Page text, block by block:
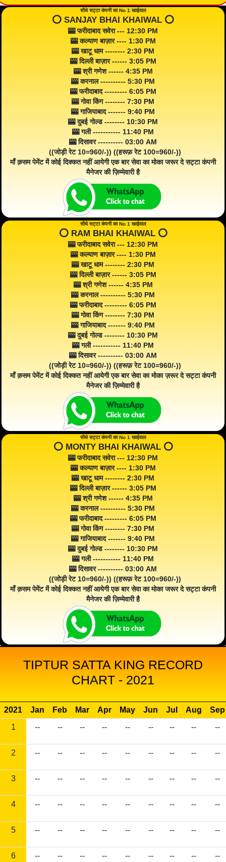
सीधे सट्टा कंपनी का No 1 खाईवाल
⭕️ SANJAY BHAI KHAIWAL ⭕️
🎰 फरीदाबाद सवेरा --- 12:30 PM
🎰 कल्याण बाज़ार ---- 1:30 PM
🎰 खाटू धाम -------- 2:30 PM
🎰 दिल्ली बाज़ार ------ 3:05 PM
🎰 श्री गणेश ------ 4:35 PM
🎰 करनाल ---------- 5:30 PM
🎰 फरीदाबाद --------- 6:05 PM
🎰 गोवा किंग -------- 7:30 PM
🎰 गाजियाबाद ------- 9:40 PM
🎰 दुबई गोल्ड -------- 10:30 PM
🎰 गली ----------- 11:40 PM
🎰 दिसावर ---------- 03:00 AM
((जोड़ी रेट 10=960/-)) ((हरूफ़ रेट 100=960/-))
माँ क़सम पेमेंट में कोई दिक्कत नहीं आयेगी एक बार सेवा का मोका जरूर दे सट्टा कंपनी
मैनेजर की ज़िम्मेवारी है
सीधे सट्टा कंपनी का No 1 खाईवाल
⭕️ RAM BHAI KHAIWAL ⭕️
🎰 फरीदाबाद सवेरा --- 12:30 PM
🎰 कल्याण बाज़ार ---- 1:30 PM
🎰 खाटू धाम -------- 2:30 PM
🎰 दिल्ली बाज़ार ------ 3:05 PM
🎰 श्री गणेश ------ 4:35 PM
🎰 करनाल ---------- 5:30 PM
🎰 फरीदाबाद --------- 6:05 PM
🎰 गोवा किंग -------- 7:30 PM
🎰 गाजियाबाद ------- 9:40 PM
🎰 दुबई गोल्ड -------- 10:30 PM
🎰 गली ----------- 11:40 PM
🎰 दिसावर ---------- 03:00 AM
((जोड़ी रेट 10=960/-)) ((हरूफ़ रेट 100=960/-))
माँ क़सम पेमेंट में कोई दिक्कत नहीं आयेगी एक बार सेवा का मोका ज़रूर दे सट्टा कंपनी
मैनेजर की ज़िम्मेवारी है
सीधे सट्टा कंपनी का No 1 खाईवाल
⭕️ MONTY BHAI KHAIWAL ⭕️
🎰 फरीदाबाद सवेरा --- 12:30 PM
🎰 कल्याण बाज़ार ---- 1:30 PM
🎰 खाटू धाम -------- 2:30 PM
🎰 दिल्ली बाज़ार ------ 3:05 PM
🎰 श्री गणेश ------ 4:35 PM
🎰 करनाल ---------- 5:30 PM
🎰 फरीदाबाद --------- 6:05 PM
🎰 गोवा किंग -------- 7:30 PM
🎰 गाजियाबाद ------- 9:40 PM
🎰 दुबई गोल्ड -------- 10:30 PM
🎰 गली ----------- 11:40 PM
🎰 दिसावर ---------- 03:00 AM
((जोड़ी रेट 10=960/-)) ((हरूफ़ रेट 100=960/-))
माँ क़सम पेमेंट में कोई दिक्कत नहीं आयेगी एक बार सेवा का मोका जरूर दे सट्टा कंपनी
मैनेजर की ज़िम्मेवारी है
TIPTUR SATTA KING RECORD
CHART - 2021
2021 Jan Feb Mar Apr May Jun Jul Aug
Sep
1
-- -- -- -- -- -- -- -- --
2 -- -- -- -- -- -- -- -- --
3 -- -- -- -- -- -- -- -- --
4 -- -- -- -- -- -- -- -- --
5 -- -- -- -- -- -- -- -- --
6 -- -- -- -- -- -- -- -- --